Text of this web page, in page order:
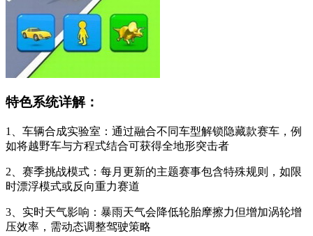
特色系统详解：
1、车辆合成实验室：通过融合不同车型解锁隐藏款赛车，例
如将越野车与方程式结合可获得全地形突击者
2、赛季挑战模式：每月更新的主题赛事包含特殊规则，如限
时漂浮模式或反向重力赛道
3、实时天气影响：暴雨天气会降低轮胎摩擦力但增加涡轮增
压效率，需动态调整驾驶策略